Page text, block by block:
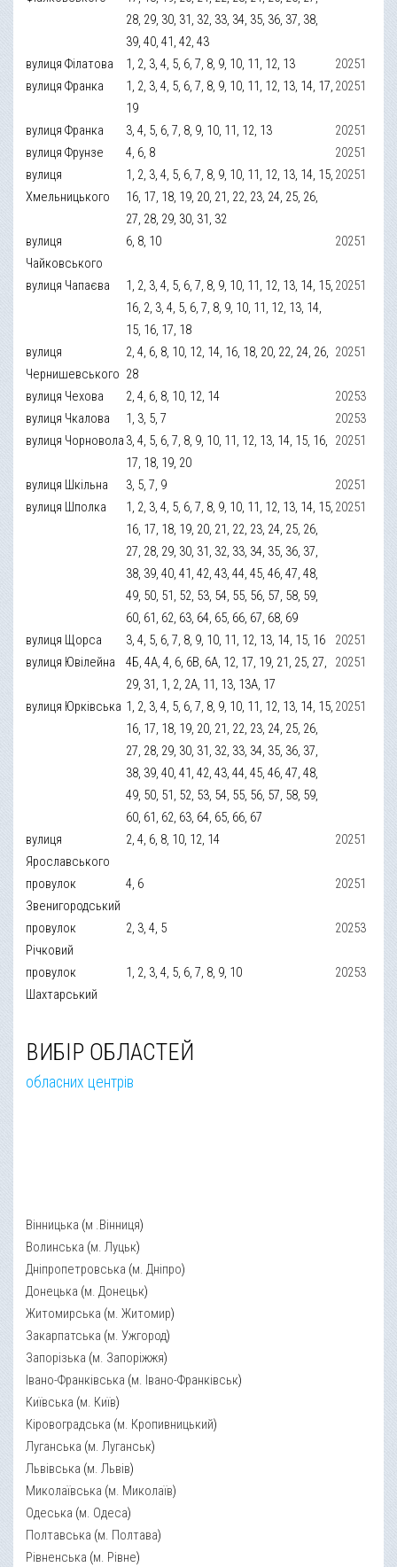
28, 29, 30, 31, 32, 33, 34, 35, 36, 37, 38,
39, 40, 41, 42, 43
вулиця Філатова
1, 2, 3, 4, 5, 6, 7, 8, 9, 10, 11, 12, 13
20251
вулиця Франка
1, 2, 3, 4, 5, 6, 7, 8, 9, 10, 11, 12, 13, 14, 17,
19
20251
вулиця Франка 3, 4, 5, 6, 7, 8, 9, 10, 11, 12, 13
20251
вулиця Фрунзе
4, 6, 8
20251
вулиця
Хмельницького
1, 2, 3, 4, 5, 6, 7, 8, 9, 10, 11, 12, 13, 14, 15,
16, 17, 18, 19, 20, 21, 22, 23, 24, 25, 26,
27, 28, 29, 30, 31, 32
20251
вулиця
Чайковського
6, 8, 10 20251
вулиця Чапаєва
1, 2, 3, 4, 5, 6, 7, 8, 9, 10, 11, 12, 13, 14, 15,
16, 2, 3, 4, 5, 6, 7, 8, 9, 10, 11, 12, 13, 14,
15, 16, 17, 18
20251
вулиця
Чернишевського
2, 4, 6, 8, 10, 12, 14, 16, 18, 20, 22, 24, 26,
28
20251
вулиця Чехова 2, 4, 6, 8, 10, 12, 14
20253
вулиця Чкалова
1, 3, 5, 7
20253
вулиця Чорновола 3, 4, 5, 6, 7, 8, 9, 10, 11, 12, 13, 14, 15, 16,
17, 18, 19, 20
20251
вулиця Шкільна 3, 5, 7, 9
20251
вулиця Шполка
1, 2, 3, 4, 5, 6, 7, 8, 9, 10, 11, 12, 13, 14, 15,
16, 17, 18, 19, 20, 21, 22, 23, 24, 25, 26,
27, 28, 29, 30, 31, 32, 33, 34, 35, 36, 37,
38, 39, 40, 41, 42, 43, 44, 45, 46, 47, 48,
49, 50, 51, 52, 53, 54, 55, 56, 57, 58, 59,
60, 61, 62, 63, 64, 65, 66, 67, 68, 69
20251
вулиця Щорса 3, 4, 5, 6, 7, 8, 9, 10, 11, 12, 13, 14, 15, 16
20251
вулиця Ювілейна
4Б, 4А, 4, 6, 6В, 6А, 12, 17, 19, 21, 25, 27,
29, 31, 1, 2, 2А, 11, 13, 13А, 17
20251
вулиця Юрківська 1, 2, 3, 4, 5, 6, 7, 8, 9, 10, 11, 12, 13, 14, 15,
16, 17, 18, 19, 20, 21, 22, 23, 24, 25, 26,
27, 28, 29, 30, 31, 32, 33, 34, 35, 36, 37,
38, 39, 40, 41, 42, 43, 44, 45, 46, 47, 48,
49, 50, 51, 52, 53, 54, 55, 56, 57, 58, 59,
60, 61, 62, 63, 64, 65, 66, 67
20251
вулиця
Ярославського
2, 4, 6, 8, 10, 12, 14 20251
провулок
Звенигородський
4, 6 20251
провулок
Річковий
2, 3, 4, 5 20253
провулок
Шахтарський
1, 2, 3, 4, 5, 6, 7, 8, 9, 10 20253
ВИБІР ОБЛАСТЕЙ
обласних центрів
Вінницька (м .Вінниця)
Волинська (м. Луцьк)
Дніпропетровська (м. Дніпро)
Донецька (м. Донецьк)
Житомирська (м. Житомир)
Закарпатська (м. Ужгород)
Запорізька (м. Запоріжжя)
Івано-Франківська (м. Івано-Франківськ)
Київська (м. Київ)
Кіровоградська (м. Кропивницький)
Луганська (м. Луганськ)
Львівська (м. Львів)
Миколаївська (м. Миколаїв)
Одеська (м. Одеса)
Полтавська (м. Полтава)
Рівненська (м. Рівне)